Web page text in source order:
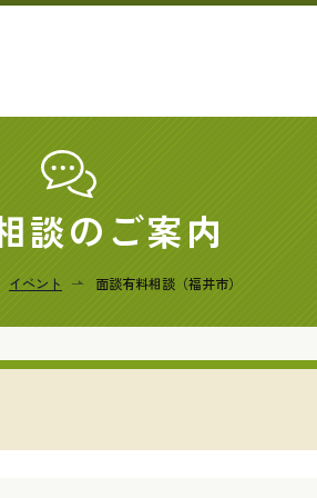
談のご案内
イベント 面談有料相談（福井市）